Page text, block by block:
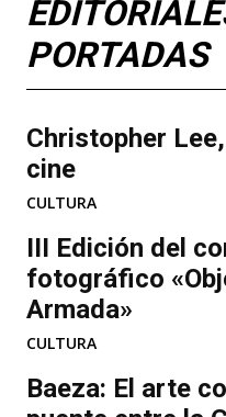
PORTADAS
Christopher
cine
CULTURA
III Edición del
fotográfico
Armada»
CULTURA
Baeza: El arte